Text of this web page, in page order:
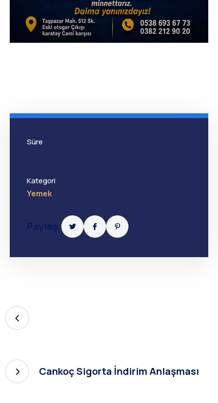
Süre
Kategori
Yemek
Paylaş:
Cankoç Sigorta İndirim Anlaşması